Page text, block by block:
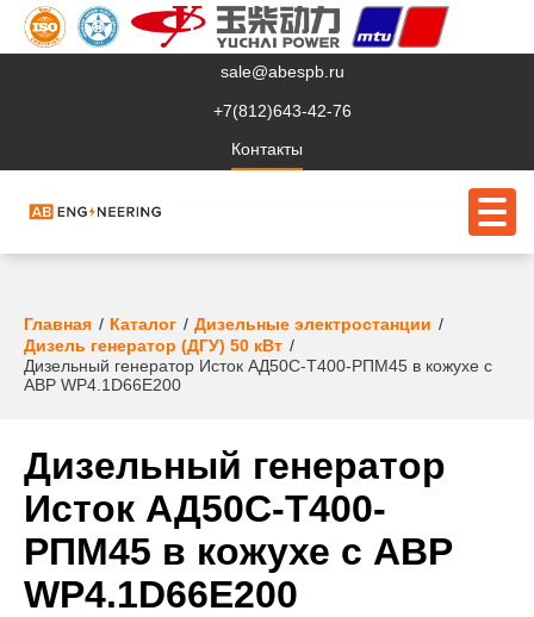
sale@abespb.ru
+7(812)643-42-76
Контакты
О компании
Клиентам
Сервис
Судовое ЭО
Проекты
Главная Каталог
Дизельные электростанции
Дизель генератор (ДГУ) 50 кВт
Дизельный генератор Исток АД50С-Т400-РПМ45 в кожухе с
АВР WP4.1D66E200
Дизельный генератор
Исток АД50С-Т400-
РПМ45 в кожухе с АВР
WP4.1D66E200